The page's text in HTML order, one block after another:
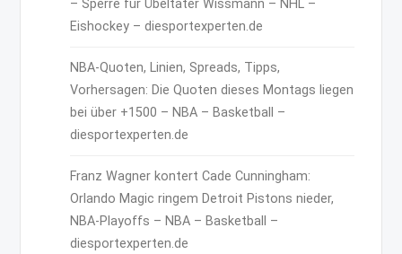
– Sperre für Übeltäter Wissmann – NHL –
Eishockey – diesportexperten.de
NBA-Quoten, Linien, Spreads, Tipps,
Vorhersagen: Die Quoten dieses Montags liegen
bei über +1500 – NBA – Basketball –
diesportexperten.de
Franz Wagner kontert Cade Cunningham:
Orlando Magic ringem Detroit Pistons nieder,
NBA-Playoffs – NBA – Basketball –
diesportexperten.de